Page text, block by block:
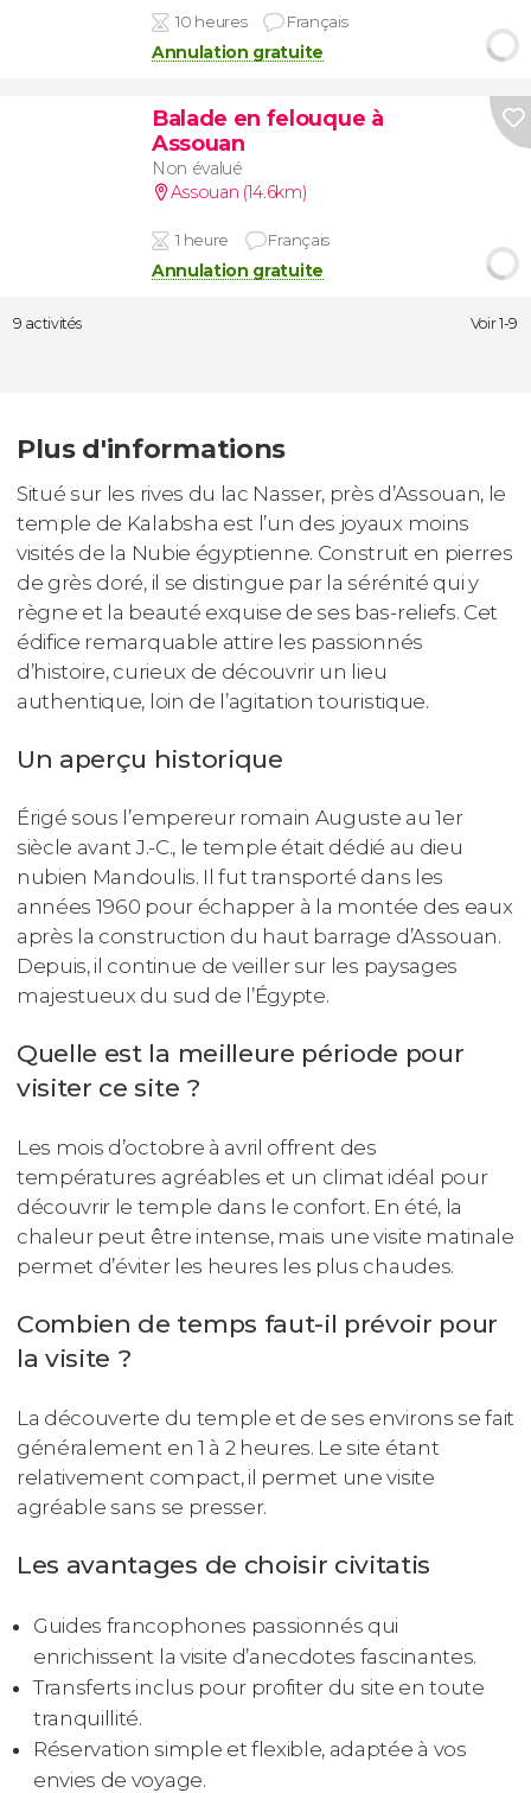
10 heures Français
Annulation gratuite
Balade en felouque à
Assouan
Non évalué
Assouan (14.6km)
1 heure Français
Annulation gratuite
9 activités Voir 1-9
Plus d'informations
Situé sur les rives du lac Nasser, près d’Assouan, le
temple de Kalabsha est l’un des joyaux moins
visités de la Nubie égyptienne. Construit en pierres
de grès doré, il se distingue par la sérénité qui y
règne et la beauté exquise de ses bas-reliefs. Cet
édifice remarquable attire les passionnés
d’histoire, curieux de découvrir un lieu
authentique, loin de l’agitation touristique.
Un aperçu historique
Érigé sous l’empereur romain Auguste au 1er
siècle avant J.-C., le temple était dédié au dieu
nubien Mandoulis. Il fut transporté dans les
années 1960 pour échapper à la montée des eaux
après la construction du haut barrage d’Assouan.
Depuis, il continue de veiller sur les paysages
majestueux du sud de l’Égypte.
Quelle est la meilleure période pour
visiter ce site ?
Les mois d’octobre à avril offrent des
températures agréables et un climat idéal pour
découvrir le temple dans le confort. En été, la
chaleur peut être intense, mais une visite matinale
permet d’éviter les heures les plus chaudes.
Combien de temps faut-il prévoir pour
la visite ?
La découverte du temple et de ses environs se fait
généralement en 1 à 2 heures. Le site étant
relativement compact, il permet une visite
agréable sans se presser.
Les avantages de choisir civitatis
Guides francophones passionnés qui
enrichissent la visite d’anecdotes fascinantes.
Transferts inclus pour profiter du site en toute
tranquillité.
Réservation simple et flexible, adaptée à vos
envies de voyage.